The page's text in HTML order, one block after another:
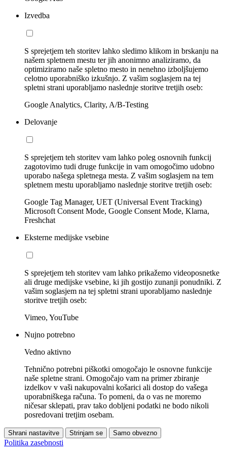
Izvedba
S sprejetjem teh storitev lahko sledimo klikom in brskanju na
našem spletnem mestu ter jih anonimno analiziramo, da
optimiziramo naše spletno mesto in nenehno izboljšujemo
celotno uporabniško izkušnjo. Z vašim soglasjem na tej
spletni strani uporabljamo naslednje storitve tretjih oseb:
Google Analytics, Clarity, A/B-Testing
Delovanje
S sprejetjem teh storitev vam lahko poleg osnovnih funkcij
zagotovimo tudi druge funkcije in vam omogočimo udobno
uporabo našega spletnega mesta. Z vašim soglasjem na tem
spletnem mestu uporabljamo naslednje storitve tretjih oseb:
Google Tag Manager, UET (Universal Event Tracking)
Microsoft Consent Mode, Google Consent Mode, Klarna,
Freshchat
Eksterne medijske vsebine
S sprejetjem teh storitev vam lahko prikažemo videoposnetke
ali druge medijske vsebine, ki jih gostijo zunanji ponudniki. Z
vašim soglasjem na tej spletni strani uporabljamo naslednje
storitve tretjih oseb:
Vimeo, YouTube
Nujno potrebno
Vedno aktivno
Tehnično potrebni piškotki omogočajo le osnovne funkcije
naše spletne strani. Omogočajo vam na primer zbiranje
izdelkov v vaši nakupovalni košarici ali dostop do vašega
uporabniškega računa. To pomeni, da o vas ne moremo
ničesar sklepati, prav tako dobljeni podatki ne bodo nikoli
posredovani tretjim osebam.
Shrani nastavitve Strinjam se Samo obvezno
Politika zasebnosti